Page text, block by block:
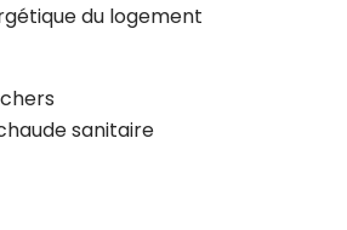
du logement
sanitaire